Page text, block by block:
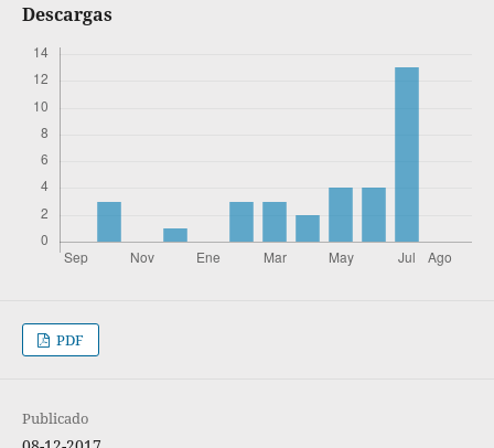
Descargas
PDF
Publicado